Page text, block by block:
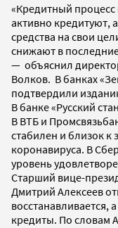
«Кредитный
активно кредитуют,
средства на свои
снижают в
— объяснил
Волков. В банках
подтвердили
В банке «Русский
В ВТБ и
стабилен и близок
коронавируса. В
уровень
Старший вице-
Дмитрий Алексеев
восстанавливается,
кредиты. По словам